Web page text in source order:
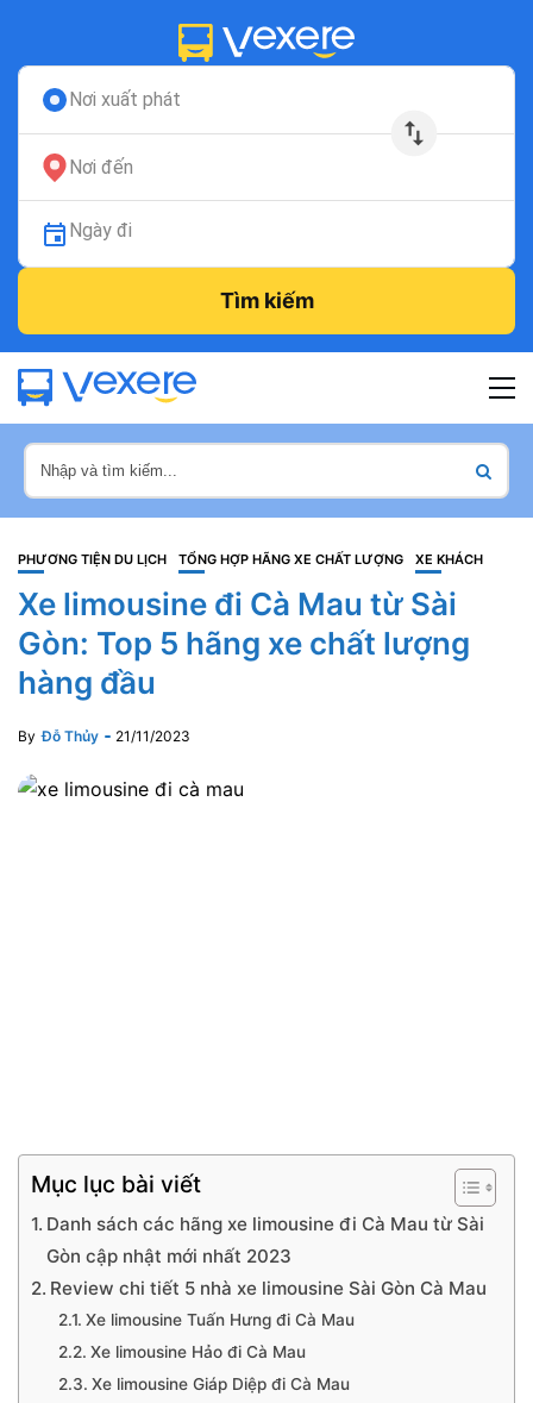
Nơi xuất phát
Nơi đến
Ngày đi
Tìm kiếm
PHƯƠNG TIỆN DU LỊCH TỔNG HỢP HÃNG XE CHẤT LƯỢNG XE KHÁCH
Xe limousine đi Cà Mau từ Sài
Gòn: Top 5 hãng xe chất lượng
hàng đầu
By Đỗ Thủy 21/11/2023
Mục lục bài viết
Danh sách các hãng xe limousine đi Cà Mau từ Sài
Gòn cập nhật mới nhất 2023
Review chi tiết 5 nhà xe limousine Sài Gòn Cà Mau
Xe limousine Tuấn Hưng đi Cà Mau
Xe limousine Hảo đi Cà Mau
Xe limousine Giáp Diệp đi Cà Mau